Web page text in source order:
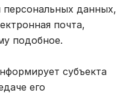
персональных данных,
почта,
подобное.
субъекта
его